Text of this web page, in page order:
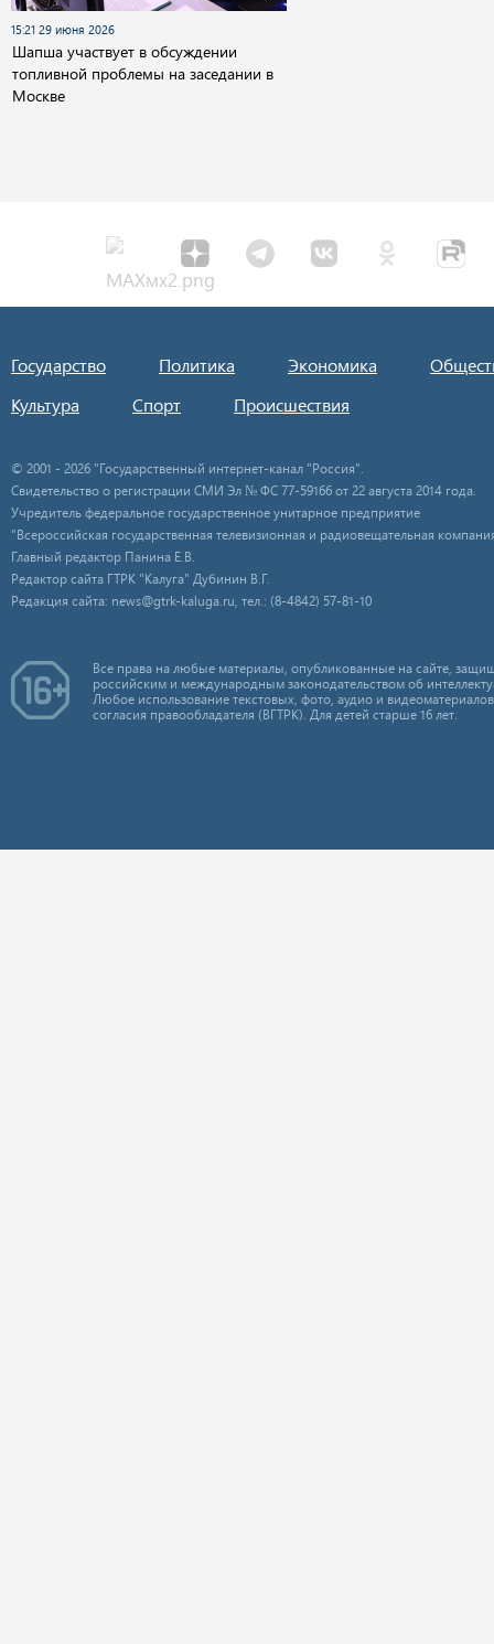
15:21 29 июня 2026
Шапша участвует в обсуждении
топливной проблемы на заседании в
Москве
Государство Политика Экономика
Культура
Спорт Происшествия
© 2001 - 2026 "Государственный интернет-канал "Россия".
Свидетельство о регистрации СМИ Эл № ФС 77-59166 от 22 августа 2014 года.
Учредитель федеральное государственное унитарное предприятие
"Всероссийская государственная телевизионная и радиовещательная
Главный редактор Панина Е.В.
Редактор сайта ГТРК "Калуга" Дубинин В.Г.
Редакция сайта: news@gtrk-kaluga.ru, тел.: (8-4842) 57-81-10
Все права на любые материалы, опубликованные на сайте,
российским и международным законодательством об
Любое использование текстовых, фото, аудио и
согласия правообладателя (ВГТРК). Для детей старше 16 лет.